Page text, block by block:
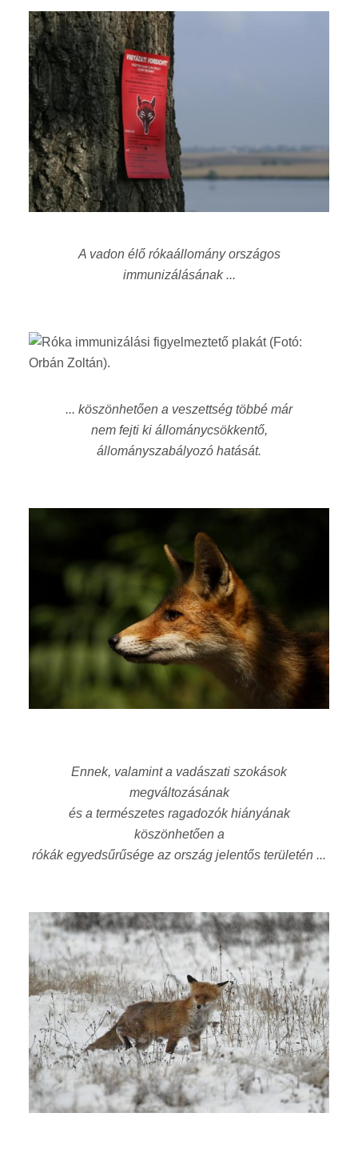
A vadon élő rókaállomány országos
immunizálásának ...
... köszönhetően a veszettség többé már
nem fejti ki állománycsökkentő,
állományszabályozó hatását.
Ennek, valamint a vadászati szokások
megváltozásának
és a természetes ragadozók hiányának
köszönhetően a
rókák egyedsűrűsége az ország jelentős területén ...